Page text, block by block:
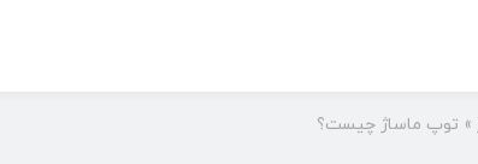
» توپ ماساژ چیست؟